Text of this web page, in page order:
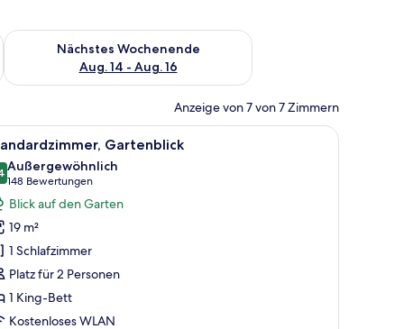
Aug. 7 - Aug. 9.
Nächstes Wochenende
Aug. 14 - Aug. 16
Überprüfe die Verfügbarkeit für nächstes Wochenende, Aug.
Anzeige von 7 von 7 Zimmern
Bett, einem runden Fenster mit Blick auf die Stadt, einem gelben
Ein modernes Hotelzimmer mit einem
5 Gartenblick
von 10
Außergewöhnlich
148 Bewertungen
(148
Bewertungen)
Blick auf den Garten
19 m²
1 Schlafzimmer
Platz für 2 Personen
1 King-Bett
Kostenloses WLAN